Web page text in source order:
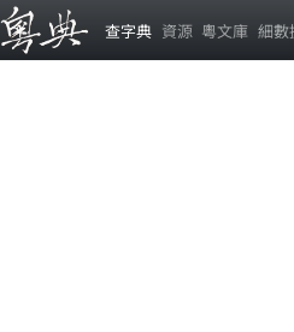
查字典 資源 粵文庫 細數